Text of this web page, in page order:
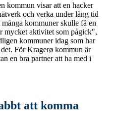
kommun visar att en hacker
och verka under lång tid
kommuner skulle få en
mycket aktivitet som pågick",
kommuner idag som har
För Kragerø kommun är
en bra partner att ha med i
att komma